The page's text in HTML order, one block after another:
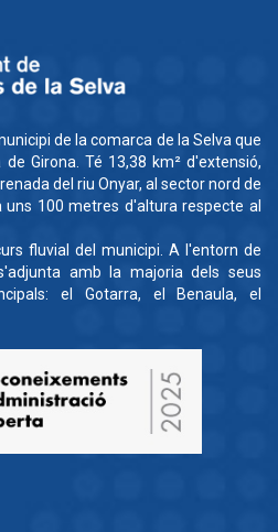
de la comarca de la Selva que
Girona. Té 13,38 km² d'extensió,
del riu Onyar, al sector nord de
uns 100 metres d'altura respecte al
fluvial del municipi. A l'entorn de
amb la majoria dels seus
el Gotarra, el Benaula, el